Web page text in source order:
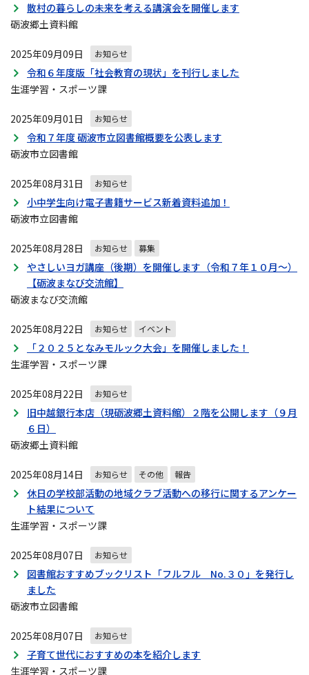
散村の暮らしの未来を考える講演会を開催します
砺波郷土資料館
2025年09月09日 お知らせ
令和６年度版「社会教育の現状」を刊行しました
生涯学習・スポーツ課
2025年09月01日 お知らせ
令和７年度 砺波市立図書館概要を公表します
砺波市立図書館
2025年08月31日 お知らせ
小中学生向け電子書籍サービス新着資料追加！
砺波市立図書館
2025年08月28日 お知らせ 募集
やさしいヨガ講座（後期）を開催します（令和７年１０月～）
【砺波まなび交流館】
砺波まなび交流館
2025年08月22日 お知らせ イベント
「２０２５となみモルック大会」を開催しました！
生涯学習・スポーツ課
2025年08月22日 お知らせ
旧中越銀行本店（現砺波郷土資料館）２階を公開します（９月
６日）
砺波郷土資料館
2025年08月14日 お知らせ その他 報告
休日の学校部活動の地域クラブ活動への移行に関するアンケー
ト結果について
生涯学習・スポーツ課
2025年08月07日 お知らせ
図書館おすすめブックリスト「フルフル No.３０」を発行し
ました
砺波市立図書館
2025年08月07日 お知らせ
子育て世代におすすめの本を紹介します
生涯学習・スポーツ課